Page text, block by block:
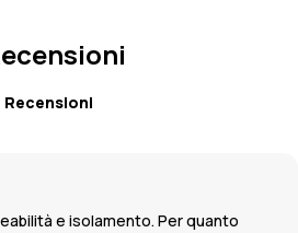
Recensioni
e isolamento. Per quanto